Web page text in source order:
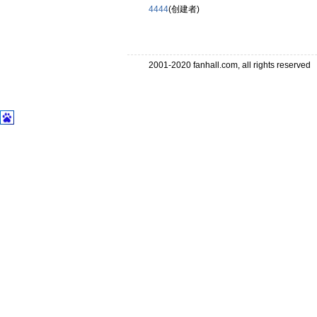
4444(创建者)
2001-2020 fanhall.com, all rights